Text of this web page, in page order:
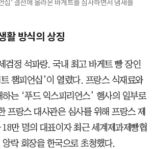
십’ 결선에 올라온 바게트를 심사하면서 냄새를
방식의 상징
검정 석파랑. 국내 최고 바게트 빵 장인
챔피언십’이 열렸다. 프랑스 식재료와
는 ‘푸드 익스피리언스’ 행사의 일부로
프랑스 대사관은 심사를 위해 프랑스 제
만 명의 대표이자 최근 세계제과제빵협
락 회장을 한국으로 초청했다.